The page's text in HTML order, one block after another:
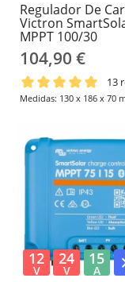
Regulador De
Victron
MPPT 100/30
104,90 €
13
Medidas: 130 x 186 x 70
12
V
24
V
15
A